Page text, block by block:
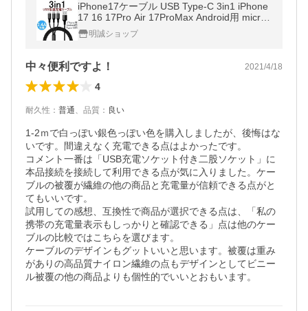
iPhone17ケーブル USB Type-C 3in1 iPhone
17 16 17Pro Air 17ProMax Android用 micro
USB 急速充電 USBケーブル 高耐久ナイロン
【PL保険加入済み製品・安心】
明誠ショップ
中々便利ですよ！ 2021/4/18
4
耐久性 ： 普通、 品質 ： 良い
1-2ｍで白っぽい銀色っぽい色を購入しましたが、後悔はな
いです。間違えなく充電できる点はよかったです。
コメント一番は「USB充電ソケット付き二股ソケット」に
本品接続を接続して利用できる点が気に入りました。ケー
ブルの被覆が繊維の他の商品と充電量が信頼できる点がと
てもいいです。
試用しての感想、互換性で商品が選択できる点は、「私の
携帯の充電量表示もしっかりと確認できる」点は他のケー
ブルの比較ではこちらを選びます。
ケーブルのデザインもグットいいと思います。被覆は重み
がありの高品質ナイロン繊維の点もデザインとしてビニー
ル被覆の他の商品よりも個性的でいいとおもいます。